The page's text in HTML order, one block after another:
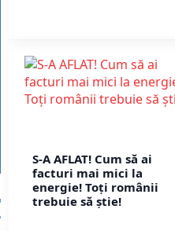
S-A AFLAT! Cum să ai
facturi mai mici la
energie! Toți românii
trebuie să știe!